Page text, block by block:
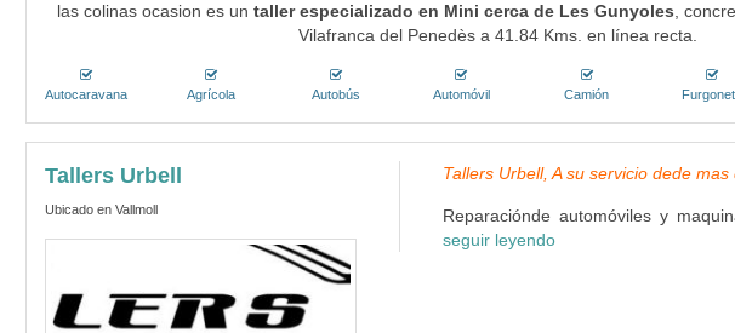
las colinas ocasion es untaller especializado en Mini cerca de Les Gunyoles ,
Vilafranca del Penedès a 41.84 Kms. en línea recta.
Autocaravana Agrícola Autobús Automóvil Camión
Tallers Urbell
Ubicado en Vallmoll
Tallers Urbell, A su servicio dede
Reparaciónde automóviles y
seguir leyendo